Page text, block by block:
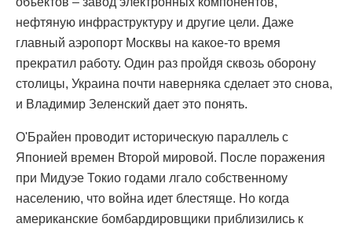
нефтяную инфраструктуру и другие цели. Даже
главный аэропорт Москвы на какое-то время
прекратил работу. Один раз пройдя сквозь оборону
столицы, Украина почти наверняка сделает это снова,
и Владимир Зеленский дает это понять.
О'Брайен проводит историческую параллель с
Японией времен Второй мировой. После поражения
при Мидуэе Токио годами лгало собственному
населению, что война идет блестяще. Но когда
американские бомбардировщики приблизились к